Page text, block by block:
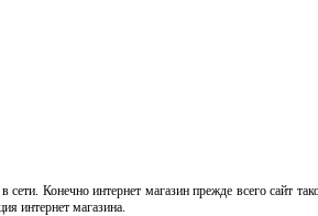
Конечно интернет магазин прежде всего сайт
интернет магазина.